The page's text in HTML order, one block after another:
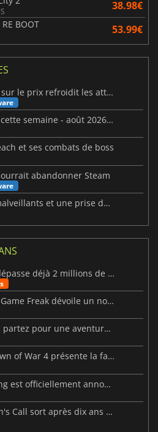
38.98€
RE BOOT 53.99€
Steam Frame : une fuite sur le prix refroidit les attentes VR
Sorties de jeux vidéo de cette semaine - août 2026 (semaine 32)
et ses combats de boss
abandonner Steam
Des cartes de logiciels malveillants et une prise de contrôle de Discord ont touché Meccha Chameleon
Resident Evil: Veronica dépasse déjà 2 millions de wishlists
Beast of Reincarnation : Game Freak dévoile un nouveau pari
Big Walk est disponible : partez pour une aventure entre amis
Warhammer 40 000 : Dawn of War 4 présente la faction des Nécrons
Le DLC Nioh 3 : Hell Rising est officiellement annoncé
Forsaken Realms : Vahrin's Call sort après dix ans de développement